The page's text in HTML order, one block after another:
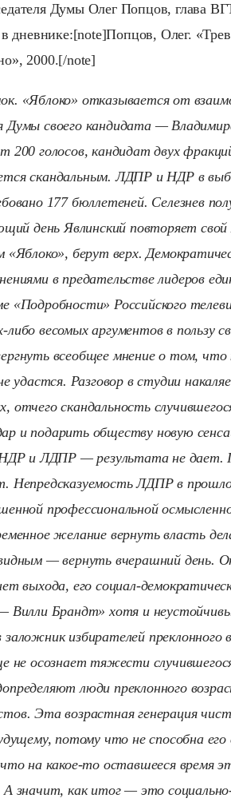
Думы Олег Попцов, глава
в дневнике:[note]Попцов, Олег.
2000.[/note]
«Яблоко» отказывается от
Думы своего кандидата —
200 голосов, кандидат двух
скандальным. ЛДПР и НДР в
177 бюллетеней. Селезнев
день Явлинский повторяет
«Яблоко», берут верх.
в предательстве лидеров
«Подробности» Российского
весомых аргументов в пользу
всеобщее мнение о том, что
удастся. Разговор в студии
отчего скандальность
и подарить обществу новую
НДР и ЛДПР — результата не дает.
Непредсказуемость ЛДПР в
профессиональной
желание вернуть власть
— вернуть вчерашний день.
выхода, его социал-
Вилли Брандт» хотя и
избирателей преклонного
не осознает тяжести
люди преклонного
Эта возрастная генерация
потому что не способна
что на какое-то оставшееся время
значит, как итог — это